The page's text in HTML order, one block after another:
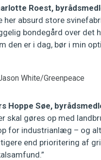
Roest,
her absurd store
bondegård over det
den er i dag, bør i min
White/Greenpeace
Hoppe Søe,
skal gøres op med
for industrianlæg – og
end prioritering af